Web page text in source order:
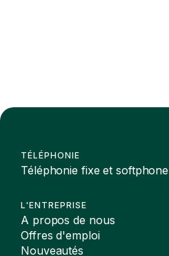
TÉLÉPHONIE
Téléphonie fixe et softphone
L'ENTREPRISE
A propos de nous
Offres d'emploi
Nouveautés